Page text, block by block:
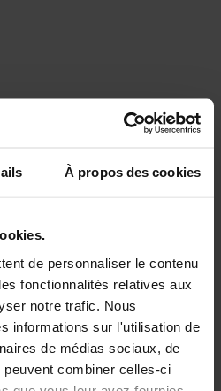
À propos des cookies
de personnaliser le contenu
fonctionnalités relatives aux
notre trafic. Nous
informations sur l'utilisation de
de médias sociaux, de
combiner celles-ci